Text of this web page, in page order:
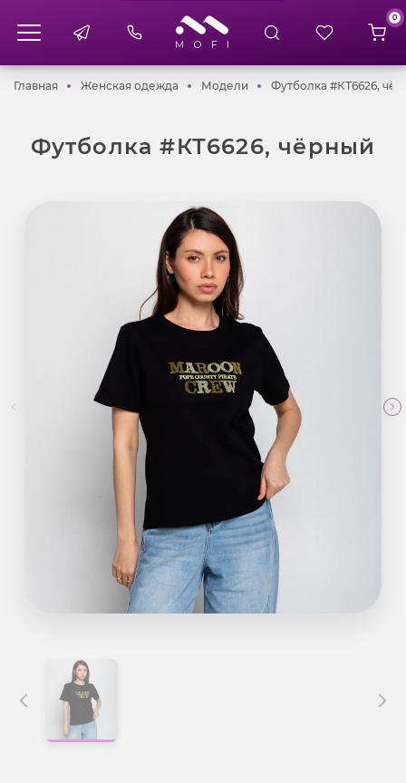
0
ГлавнаяГлавнаяЖенская одежда Женская одежда
МоделиМоделиФутболка #КТ6626,
Футболка #КТ6626, чёрный